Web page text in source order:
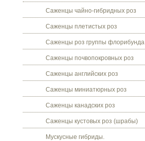
Саженцы чайно-гибридных роз
Саженцы плетистых роз
Саженцы роз группы флорибунда
Саженцы почвопокровных роз
Саженцы английских роз
Саженцы миниатюрных роз
Саженцы канадских роз
Саженцы кустовых роз (шрабы)
Мускусные гибриды.